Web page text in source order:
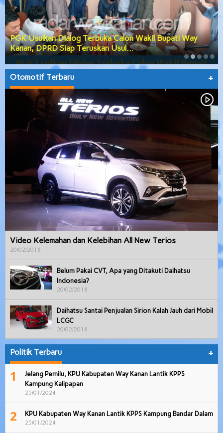
PGK Usulkan Dialog Terbuka Calon Wakil Bupati Way
Kanan, DPRD Siap Teruskan Usul…
Otomotif Terbaru +
Video Kelemahan dan Kelebihan All New Terios
20/02/2018
Belum Pakai CVT, Apa yang Ditakuti Daihatsu
Indonesia?
20/02/2018
Daihatsu Santai Penjualan Sirion Kalah Jauh dari Mobil
LCGC
20/02/2018
Politik Terbaru +
1
Jelang Pemilu, KPU Kabupaten Way Kanan Lantik KPPS
Kampung Kalipapan
25/01/2024
2 KPU Kabupaten Way Kanan Lantik KPPS Kampung Bandar Dalam
25/01/2024